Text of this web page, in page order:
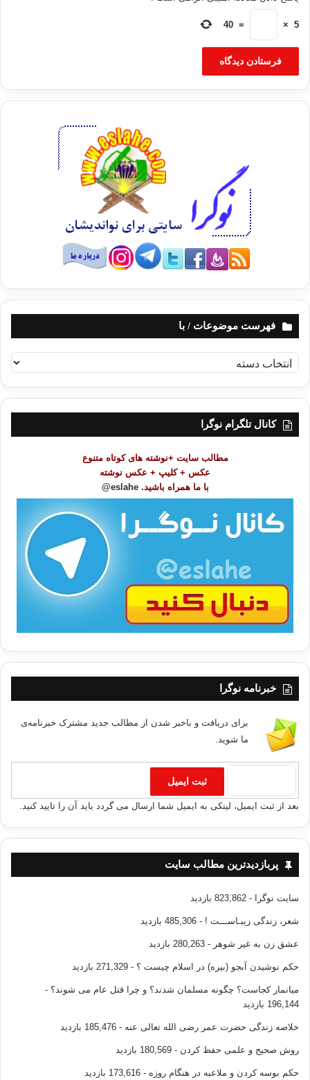
5
×
=
40
فهرست موضوعات / با
ه
ر
کانال تلگرام نوگرا
مطالب سایت +نوشته های کوتاه متنوع
عکس + کلیپ + عکس نوشته
با ما همراه باشید. eslahe@
خبرنامه نوگرا
برای دریافت و باخبر شدن از مطالب جدید مشترک خبرنامه‌ی
ما شوید.
بعد از ثبت ایمیل، لینکی به ایمیل شما ارسال می گردد باید آن را تایید کنید.
پربازدیدترین مطالب سایت
سایت نوگرا - 823,862 بازدید
شعر، زندگی زیبـاســـت ! - 485,306 بازدید
عشق زن به غیر شوهر - 280,263 بازدید
حکم نوشیدن آبجو (بیره) در اسلام چیست ؟ - 271,329 بازدید
میانمار کجاست؟ چگونه مسلمان شدند؟ و چرا قتل عام می شوند؟ -
196,144 بازدید
خلاصه زندگی حضرت عمر رضی الله تعالی عنه - 185,476 بازدید
روش صحیح و علمی حفظ کردن - 180,569 بازدید
حکم بوسه کردن و ملاعبه در هنگام روزه - 173,616 بازدید